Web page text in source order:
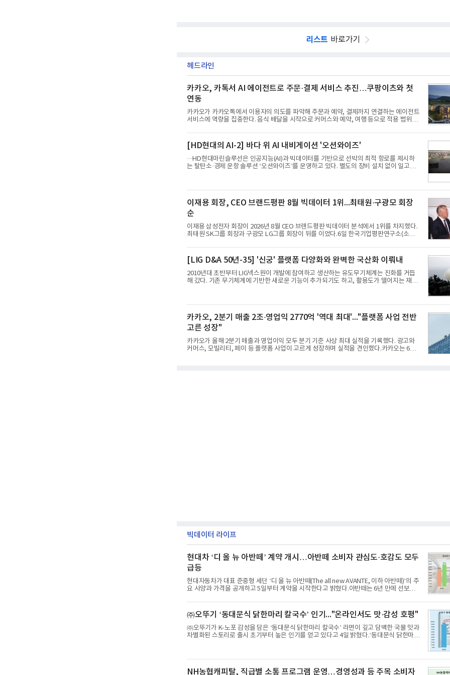
리스트 바로가기
헤드라인
카카오, 카톡서 AI 에이전트로 주문·결제 서비스 추진…쿠팡이츠와 첫
연동
카카오가 카카오톡에서 이용자의 의도를 파악해 주문과 예약, 결제까지 연결하는 에이전트
서비스에 역량을 집중한다. 음식 배달을 시작으로 커머스와 예약, 여행 등으로 적용 범위를
2분기 실적 발표 컨퍼런스콜에서 "AI는 톡비즈 성장 재점화의 핵심이자 주요 매출원으로 자
리 잡을 것"이라며 이같은 AI 사업 전략을 공개했다. 카카오는 이날 함께 발표한 2분기 연결
매출이 전년 동기 대비 9% 증가한 2조985억원, 영업이익은 36% 늘어난 2770억원이라고
밝혔다. 매출과 영업이익 모두 분기 기준 역대 최대치다. 카카오는 플랫폼 부문 매출이 17%
증가하
[HD현대의 AI-2] 바다 위 AI 내비게이션 '오션와이즈'
···HD현대마린슬루선은 인공지능(AI)과 빅데이터를 기반으로 선박의 최적 항로를 제시하
는 탈탄소·경제 운항 솔루션 ‘오션와이즈’를 운영하고 있다. 별도의 장비 설치 없이 일고리
반 최적 항로 추천, 선단 관리 등이다. HD현대오일뱅크와의 실증에서는 총 13개 구간, 10만
6000km 항해를 통해 평균 5.3%의 연료 질감 효과를 입증했다. 이는 연간 1만t의 연료를 사
용하는 선박 1척 기준 약 3억5000만 원의 비용 절감에 해당한다.주목할 점은 오션와이즈의
핵심
이재용 회장, CEO 브랜드평판 8월 빅데이터 1위...최태원·구광모 회장
순
이재용 삼성전자 회장이 2026년 8월 CEO 브랜드평판 빅데이터 분석에서 1위를 차지했다.
최태원 SK그룹 회장과 구광모 LG그룹 회장이 뒤를 이었다.6일 한국기업평판연구소(소장
6일까지 수집된 소비자 빅데이터 7,395,735건을 분석한 결과, 삼성 이재용 회장이 브랜드
평판지수 1,984,715를 기록하며 8월 1위에 올랐다고 밝혔다. 분석에 활용된 빅데이터는 지
난 7월(14,233,797건) 대비 48.04% 감소한 수치다.8월 CEO 브랜드평판 30위 순위는 이재
용, 최태원, 정의선, 구광모, 신동빈, 박현주, 이해진, 정원주, 함영주, 김승연, 이재현, 강호
동, 김범수, 양종
[LIG D&A 50년-35] '신궁' 플랫폼 다양화와 완벽한 국산화 이뤄내
2010년대 초반부터 LIG넥스원이 개발에 참여하고 생산하는 유도무기체계는 진화를 거듭
해 갔다. 기존 무기체계에 기반한 새로운 기능이 추가되기도 하고, 활용도가 떨어지는 재래
휴대용 지대공 유도무기 ‘신궁’이다.신궁은 이미 2009년 수출을 위한 개량형 멀티런처 개발
을 완료함으로써 기능 다양화와 계열화 가능성을 선보인 바 있었다. 이번엔 기존 K-30
30mm 대공포 비호 체계에 신궁을 장착하는 개량사업, 일명 ‘비호복합’ 프로젝트가 2009년
부터 진행됐
카카오, 2분기 매출 2조·영업익 2770억 '역대 최대'..."플랫폼 사업 전반
고른 성장"
카카오가 올해 2분기 매출과 영업이익 모두 분기 기준 사상 최대 실적을 기록했다. 광고와
커머스, 모빌리티, 페이 등 플랫폼 사업이 고르게 성장하며 실적을 견인했다.카카오는 6일
빅데이터 라이프
현대차 ‘디 올 뉴 아반떼’ 계약 개시…아반떼 소비자 관심도·호감도 모두
급등
현대자동차가 대표 준중형 세단 ‘디 올 뉴 아반떼(The all new AVANTE, 이하 아반떼)’의 주
요 사양과 가격을 공개하고 5일부터 계약을 시작한다고 밝혔다.아반떼는 6년 만에 선보이
중형 세단 수준으로 확대된 차체 제원 ▲글로벌 최고 수준의 안전성 ▲성능과 효율을 동시
에 높인 주행 완성도 ▲첨단 편의 및 디지털 사양 적용 등을 통해 글로벌 준중형 세단의 새
로운 기준을 세웠다.아반떼는 가솔린 2.0과 1.6 하이브리드 두 가지 파워트레인과 모던, 프
리미엄, 인스퍼레이션 세 가지 트림으로 운영된다.◆ 디자인·공간·안전·성능 전반에서 차급
을 넘
㈜오뚜기 ‘동대문식 닭한마리 칼국수’ 인기..."온라인서도 맛·감성 호평"
㈜오뚜기가 K-노포 감성을 담은 ‘동대문식 닭한마리 칼국수’ 라면이 깊고 담백한 국물 맛과
차별화된 스토리로 출시 초기부터 높은 인기를 얻고 있다고 4일 밝혔다.‘동대문식 닭한마리
한마리 전문점을 직접 찾아 다니며 최적의 육수 비율을 완성했다. 자극적이지 않으면서도
깊은 닭육수에 마늘의 개운한 풍미를 더했으며, 국물이 잘 배어들면서도 쫄깃한 식감이 살
아있는 칼국수 면발을 정교하게 구현했다는게 회사측의 설명이다.실제 현장 시식 행사에서
NH농협캐피탈, 직급별 소통 프로그램 운영…경영성과 등 주목 소비자